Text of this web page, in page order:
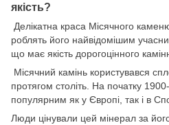
якість?
Делікатна краса Місячного
роблять його найвідомішим
що має якість дорогоцінного
Місячний камінь користувався
протягом століть. На початку
популярним як у Європі, так і в
Люди цінували цей мінерал за